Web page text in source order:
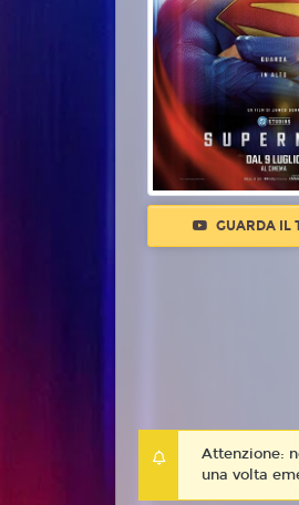
GUARDA IL
Attenzione:
una volta